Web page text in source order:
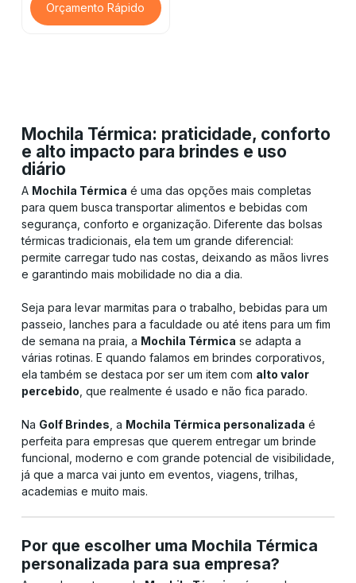
Orçamento Rápido
Mochila Térmica: praticidade, conforto
e alto impacto para brindes e uso
diário
A Mochila Térmica é uma das opções mais completas
para quem busca transportar alimentos e bebidas com
segurança, conforto e organização. Diferente das bolsas
térmicas tradicionais, ela tem um grande diferencial:
permite carregar tudo nas costas, deixando as mãos livres
e garantindo mais mobilidade no dia a dia.
Seja para levar marmitas para o trabalho, bebidas para um
passeio, lanches para a faculdade ou até itens para um fim
de semana na praia, a Mochila Térmica se adapta a
várias rotinas. E quando falamos em brindes corporativos,
ela também se destaca por ser um item com alto valor
percebido , que realmente é usado e não fica parado.
Na Golf Brindes , a Mochila Térmica personalizada é
perfeita para empresas que querem entregar um brinde
funcional, moderno e com grande potencial de visibilidade,
já que a marca vai junto em eventos, viagens, trilhas,
academias e muito mais.
Por que escolher uma Mochila Térmica
personalizada para sua empresa?